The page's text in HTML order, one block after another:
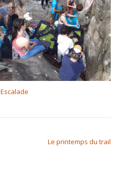
Escalade
Le printemps du trail